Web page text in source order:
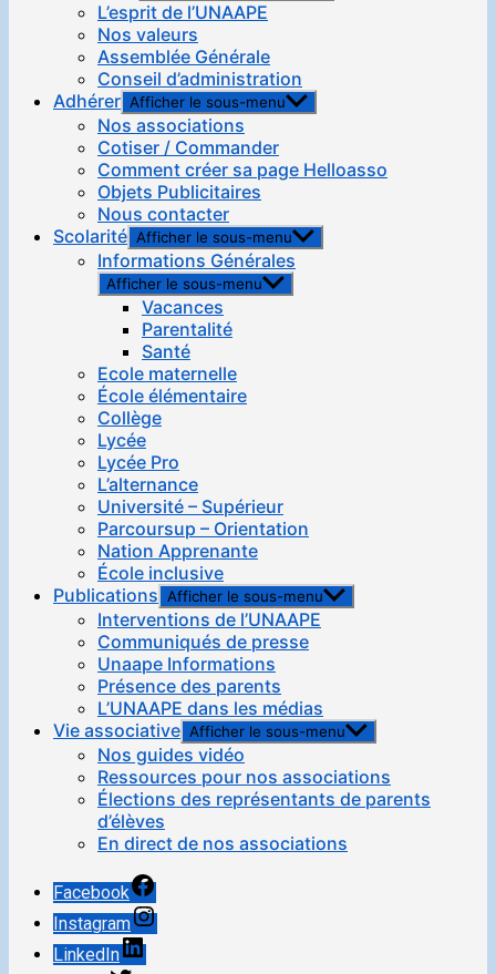
L’esprit de l’UNAAPE
Nos valeurs
Assemblée Générale
Conseil d’administration
Adhérer Afficher le sous-menu
Nos associations
Cotiser / Commander
Comment créer sa page Helloasso
Objets Publicitaires
Nous contacter
Scolarité Afficher le sous-menu
Informations Générales
Afficher le sous-menu
Vacances
Parentalité
Santé
Ecole maternelle
École élémentaire
Collège
Lycée
Lycée Pro
L’alternance
Université – Supérieur
Parcoursup – Orientation
Nation Apprenante
École inclusive
Publications Afficher le sous-menu
Interventions de l’UNAAPE
Communiqués de presse
Unaape Informations
Présence des parents
L’UNAAPE dans les médias
Vie associative Afficher le sous-menu
Nos guides vidéo
Ressources pour nos associations
Élections des représentants de parents
d’élèves
En direct de nos associations
Facebook
Instagram
LinkedIn